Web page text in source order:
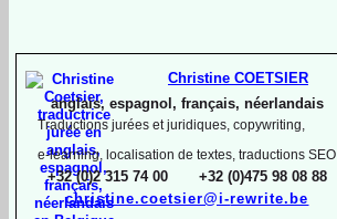
Christine COETSIER
anglais, espagnol, français, néerlandais
Traductions jurées et juridiques, copywriting,
e-learning, localisation de textes, traductions SEO
+32 (0)2 315 74 00 +32 (0)475 98 08 88
christine.coetsier@i-rewrite.be